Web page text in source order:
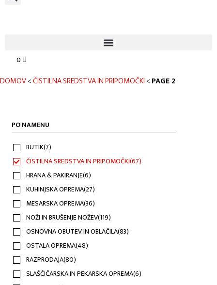
0
DOMOV<ČISTILNA SREDSTVA IN PRIPOMOČKI<PAGE 2
PO NAMENU
BUTIK(7)
ČISTILNA SREDSTVA IN PRIPOMOČKI(67)
HRANA & PAKIRANJE(6)
KUHINJSKA OPREMA(27)
MESARSKA OPREMA(36)
NOŽI IN BRUŠENJE NOŽEV(119)
OSNOVNA OBUTEV IN OBLAČILA(83)
OSTALA OPREMA(48)
RAZPRODAJA(80)
SLAŠČIČARSKA IN PEKARSKA OPREMA(6)